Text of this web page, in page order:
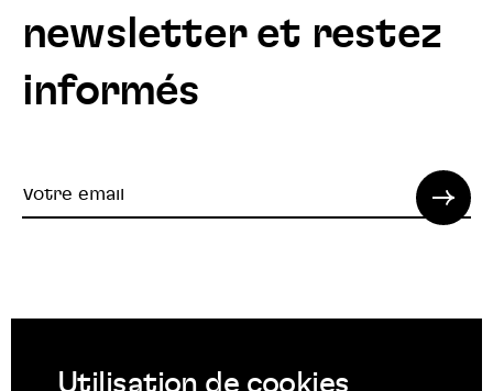
newsletter et restez
informés
Votre
Utilisation de cookies